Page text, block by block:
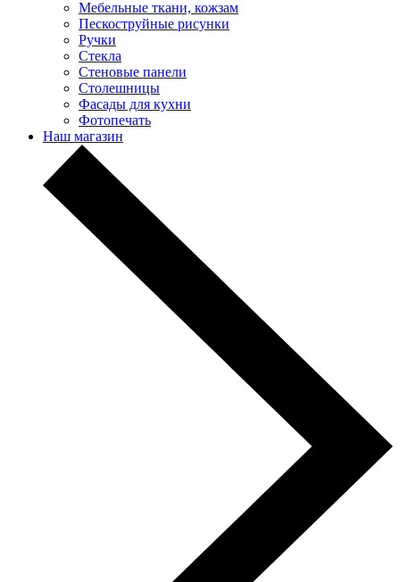
Мебельные ткани, кожзам
Пескоструйные рисунки
Ручки
Стекла
Стеновые панели
Столешницы
Фасады для кухни
Фотопечать
Наш магазин